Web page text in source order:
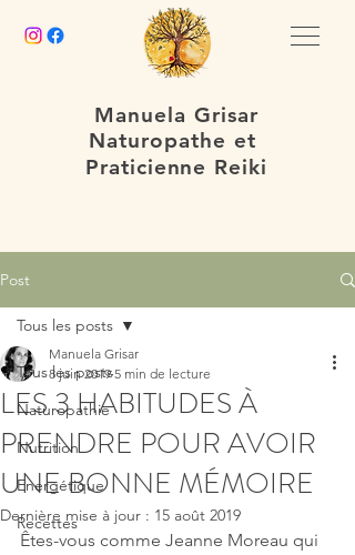
Manuela Grisar
Naturopathe et
Praticienne Reiki
Post
Tous les posts
Naturopathie
Nutrition
Energétique
Recettes
Tous les posts
LES 3 HABITUDES À
PRENDRE POUR AVOIR
UNE BONNE MÉMOIRE
Manuela Grisar
8 juin 2019 5 min de lecture
Dernière mise à jour : 15 août 2019
Êtes-vous comme Jeanne Moreau qui